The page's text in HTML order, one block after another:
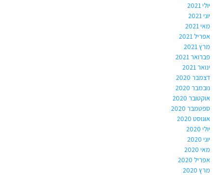
יולי 2021
יוני 2021
מאי 2021
אפריל 2021
מרץ 2021
פברואר 2021
ינואר 2021
דצמבר 2020
נובמבר 2020
אוקטובר 2020
ספטמבר 2020
אוגוסט 2020
יולי 2020
יוני 2020
מאי 2020
אפריל 2020
מרץ 2020